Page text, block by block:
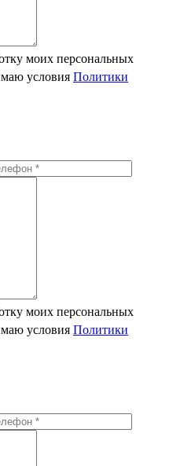
моих персональных
условия Политики
моих персональных
условия Политики